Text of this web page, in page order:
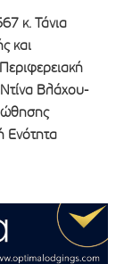
κ. Τάνια
και
Βλάχου-
Ενότητα